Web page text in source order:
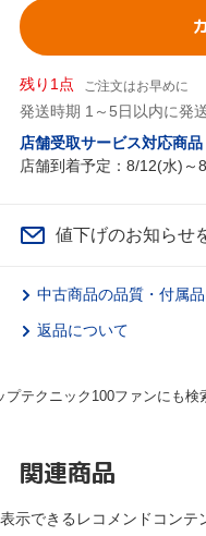
残り1点 ご注文はお早めに
発送時期 1～5日以内に発
店舗受取サービス対応商品
店舗到着予定：8/12(水)～
値下げのお知らせ
中古商品の品質・付属
返品について
テクニック100ファンにも
関連商品
表示できるレコメンドコンテ